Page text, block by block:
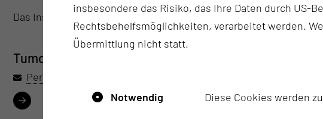
Das Institut für Pathologie ist aktiver Partner des Onkologischen
Tumorzentrum Lausitz - Onkologisches Zentrum
Per E-Mail kontaktieren
insbesondere das Risiko, das Ihre Daten durch US-
Rechtsbehelfsmöglichkeiten, verarbeitet werden.
Übermittlung nicht statt.
Notwendig Diese Cookies werden